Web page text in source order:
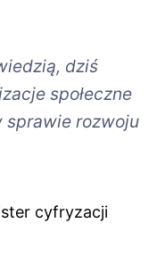
dziś
społeczne
sprawie rozwoju
cyfryzacji